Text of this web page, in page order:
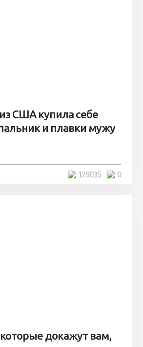
США купила себе
и плавки мужу
0
129035
докажут вам,